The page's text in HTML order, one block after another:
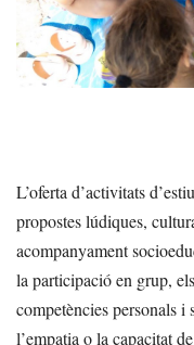
L’oferta d’activitats
propostes lúdiques,
acompanyament
la participació en grup,
competències personals i
l’empatia o la capacitat